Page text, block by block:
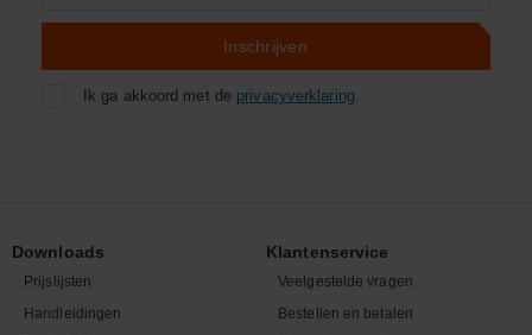
Inschrijven
Ik ga akkoord met de privacyverklaring.
Downloads
Prijslijsten
Handleidingen
Klantenservice
Veelgestelde vragen
Bestellen en betalen